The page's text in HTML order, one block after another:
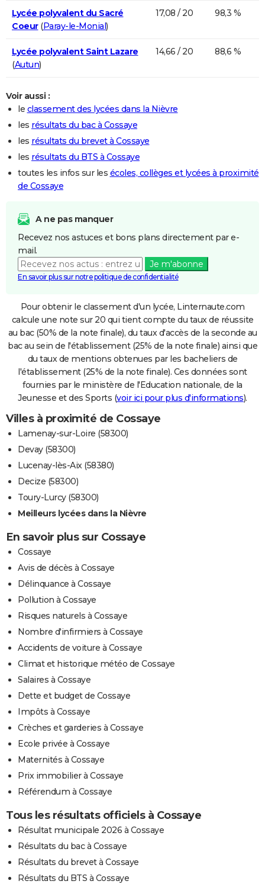
Lycée polyvalent du Sacré
Coeur(Paray-le-Monial)
17,08 / 20 98,3 %
Lycée polyvalent Saint Lazare
(Autun)
14,66 / 20 88,6 %
Voir aussi :
le classement des lycées dans la Nièvre
les résultats du bac à Cossaye
les résultats du brevet à Cossaye
les résultats du BTS à Cossaye
toutes les infos sur les écoles, collèges et lycées à proximité
de Cossaye
A ne pas manquer
Recevez nos astuces et bons plans directement par e-
mail.
Je m'abonne
En savoir plus sur notre politique de confidentialité
Pour obtenir le classement d'un lycée, Linternaute.com
calcule une note sur 20 qui tient compte du taux de réussite
au bac (50% de la note finale), du taux d'accès de la seconde au
bac au sein de l'établissement (25% de la note finale) ainsi que
du taux de mentions obtenues par les bacheliers de
l'établissement (25% de la note finale). Ces données sont
fournies par le ministère de l'Education nationale, de la
Jeunesse et des Sports (voir ici pour plus d'informations).
Villes à proximité de Cossaye
Lamenay-sur-Loire (58300)
Devay (58300)
Lucenay-lès-Aix (58380)
Decize (58300)
Toury-Lurcy (58300)
Meilleurs lycées dans la Nièvre
En savoir plus sur Cossaye
Cossaye
Avis de décès à Cossaye
Délinquance à Cossaye
Pollution à Cossaye
Risques naturels à Cossaye
Nombre d'infirmiers à Cossaye
Accidents de voiture à Cossaye
Climat et historique météo de Cossaye
Salaires à Cossaye
Dette et budget de Cossaye
Impôts à Cossaye
Crèches et garderies à Cossaye
Ecole privée à Cossaye
Maternités à Cossaye
Prix immobilier à Cossaye
Référendum à Cossaye
Tous les résultats officiels à Cossaye
Résultat municipale 2026 à Cossaye
Résultats du bac à Cossaye
Résultats du brevet à Cossaye
Résultats du BTS à Cossaye